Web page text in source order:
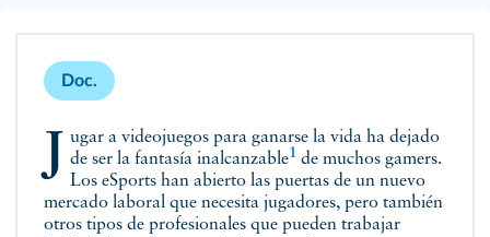
Doc.
Jugar a videojuegos para ganarse la vida ha dejado de ser la fantasía inalcanzable1 de muchos gamers.
Los eSports han abierto las puertas de un nuevo
mercado laboral que necesita jugadores, pero también
otros tipos de profesionales que pueden trabajar